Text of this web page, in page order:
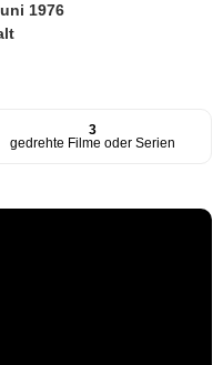
1976
3
gedrehte Filme oder Serien